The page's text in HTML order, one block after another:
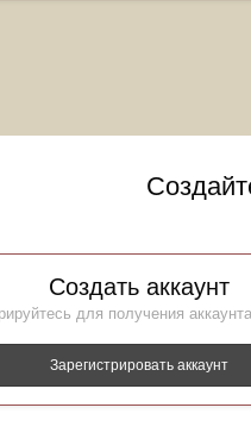
Создать аккаунт
для получения
Зарегистрировать аккаунт